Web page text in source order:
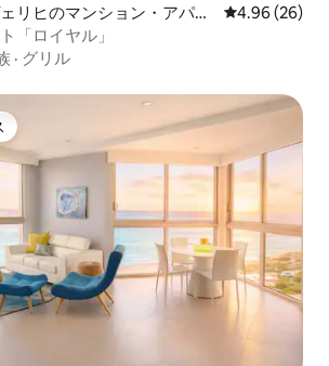
リヒのマンション・アパー
レビュー26
4.96 (26)
「ロイヤル」
· グリル
イスです。